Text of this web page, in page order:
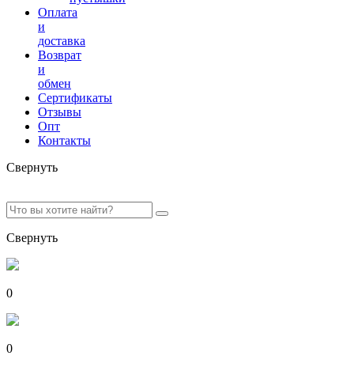
Оплата
и
доставка
Возврат
и
обмен
Сертификаты
Отзывы
Опт
Контакты
Свернуть
Свернуть
0
0